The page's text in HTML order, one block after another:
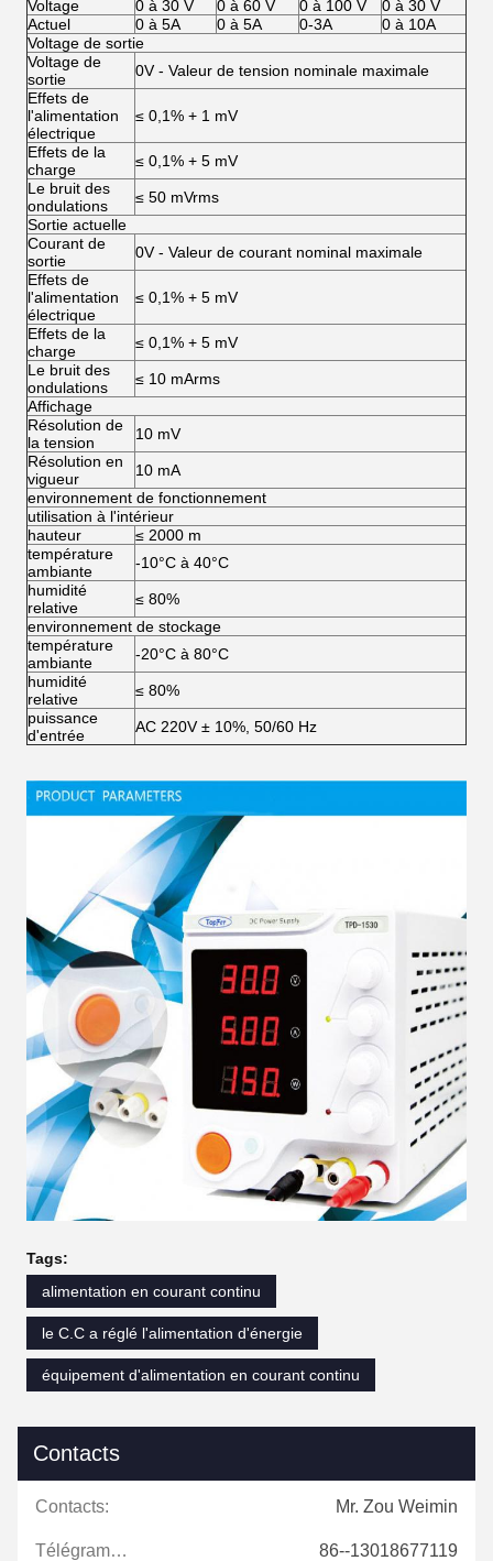
Voltage 0 à 30 V 0 à 60 V 0 à 100 V
0 à 30 V
Actuel
0 à 5A 0 à 5A 0-3A
0 à 10A
Voltage de sortie
Voltage de
sortie
0V - Valeur de tension nominale maximale
Effets de
l'alimentation
électrique
≤ 0,1% + 1 mV
Effets de la
charge
≤ 0,1% + 5 mV
Le bruit des
ondulations
≤ 50 mVrms
Sortie actuelle
Courant de
sortie
0V - Valeur de courant nominal maximale
Effets de
l'alimentation
électrique
≤ 0,1% + 5 mV
Effets de la
charge
≤ 0,1% + 5 mV
Le bruit des
ondulations
≤ 10 mArms
Affichage
Résolution de
la tension
10 mV
Résolution en
vigueur
10 mA
environnement de fonctionnement
utilisation à l'intérieur
hauteur
≤ 2000 m
température
ambiante
-10°C à 40°C
humidité
relative
≤ 80%
environnement de stockage
température
ambiante
-20°C à 80°C
humidité
relative
≤ 80%
puissance
d'entrée
AC 220V ± 10%, 50/60 Hz
Tags:
alimentation en courant continu
le C.C a réglé l'alimentation d'énergie
équipement d'alimentation en courant continu
Contacts
Contacts: Mr. Zou Weimin
Télégramme: 86--13018677119